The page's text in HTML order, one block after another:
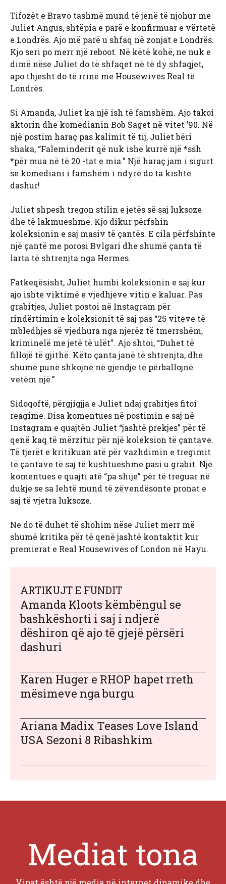
Tifozët e Bravo tashmë mund të jenë të njohur me
Juliet Angus, shtëpia e parë e konfirmuar e vërtetë
e Londrës. Ajo më parë u shfaq në zonjat e Londrës.
Kjo seri po merr një reboot. Në këtë kohë, ne nuk e
dimë nëse Juliet do të shfaqet në të dy shfaqjet,
apo thjesht do të rrinë me Housewives Real të
Londrës.
Si Amanda, Juliet ka një ish të famshëm. Ajo takoi
aktorin dhe komedianin Bob Saget në vitet ’90. Në
një postim haraç pas kalimit të tij, Juliet bëri
shaka, “Faleminderit që nuk ishe kurrë një *ssh
*për mua në të 20 -tat e mia.” Një haraç jam i sigurt
se komediani i famshëm i ndyrë do ta kishte
dashur!
Juliet shpesh tregon stilin e jetës së saj luksoze
dhe të lakmueshme. Kjo dikur përfshin
koleksionin e saj masiv të çantës. E cila përfshinte
një çantë me porosi Bvlgari dhe shumë çanta të
larta të shtrenjta nga Hermes.
Fatkeqësisht, Juliet humbi koleksionin e saj kur
ajo ishte viktimë e vjedhjeve vitin e kaluar. Pas
grabitjes, Juliet postoi në Instagram për
rindërtimin e koleksionit të saj pas “25 viteve të
mbledhjes së vjedhura nga njerëz të tmerrshëm,
kriminelë me jetë të ulët”. Ajo shtoi, “Duhet të
fillojë të gjithë. Këto çanta janë të shtrenjta, dhe
shumë punë shkojnë në gjendje të përballojnë
vetëm një.”
Sidoqoftë, përgjigjja e Juliet ndaj grabitjes fitoi
reagime. Disa komentues në postimin e saj në
Instagram e quajtën Juliet “jashtë prekjes” për të
qenë kaq të mërzitur për një koleksion të çantave.
Të tjerët e kritikuan atë për vazhdimin e tregimit
të çantave të saj të kushtueshme pasi u grabit. Një
komentues e quajti atë “pa shije” për të treguar në
dukje se sa lehtë mund të zëvendësonte pronat e
saj të vjetra luksoze.
Ne do të duhet të shohim nëse Juliet merr më
shumë kritika për të qenë jashtë kontaktit kur
premierat e Real Housewives of London në Hayu.
ARTIKUJT E FUNDIT
Amanda Kloots këmbëngul se
bashkëshorti i saj i ndjerë
dëshiron që ajo të gjejë përsëri
dashuri
Karen Huger e RHOP hapet rreth
mësimeve nga burgu
Ariana Madix Teases Love Island
USA Sezoni 8 Ribashkim
Mediat tona